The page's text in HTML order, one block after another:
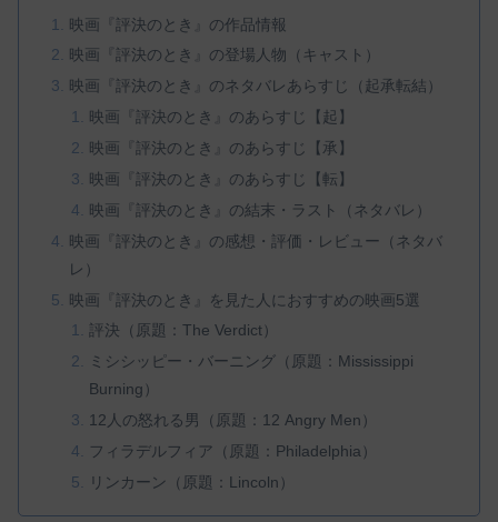
映画『評決のとき』の作品情報
映画『評決のとき』の登場人物（キャスト）
映画『評決のとき』のネタバレあらすじ（起承転結）
映画『評決のとき』のあらすじ【起】
映画『評決のとき』のあらすじ【承】
映画『評決のとき』のあらすじ【転】
映画『評決のとき』の結末・ラスト（ネタバレ）
映画『評決のとき』の感想・評価・レビュー（ネタバ
レ）
映画『評決のとき』を見た人におすすめの映画5選
評決（原題：The Verdict）
ミシシッピー・バーニング（原題：Mississippi
Burning）
12人の怒れる男（原題：12 Angry Men）
フィラデルフィア（原題：Philadelphia）
リンカーン（原題：Lincoln）